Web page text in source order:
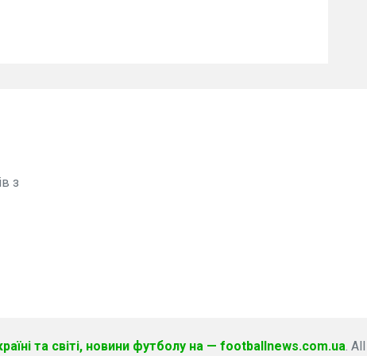
з
та світі, новини футболу на — footballnews.com.ua.